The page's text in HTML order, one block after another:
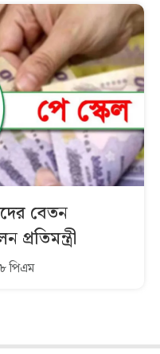
বেতন
পিএম